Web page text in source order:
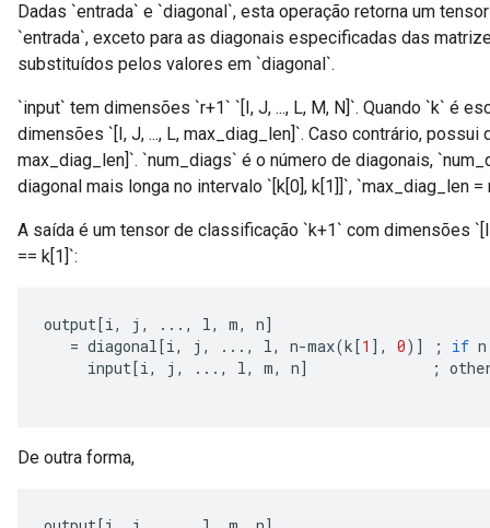
Dadas `entrada` e `diagonal`, esta operação retorna um
`entrada`, exceto para as diagonais especificadas das
substituídos pelos valores em `diagonal`.
`input` tem dimensões `r+1` `[I, J, ..., L, M, N]`. Quando `k` é
dimensões `[I, J, ..., L, max_diag_len]`. Caso contrário, possui
max_diag_len]`. `num_diags` é o número de diagonais,
diagonal mais longa no intervalo `[k[0], k[1]]`, `max_diag_len
A saída é um tensor de classificação `k+1` com dimensões
== k[1]`:
output[i, j , ..., l, m, n]
= diagonal[i, j , ..., l, n-max(k[1 ] , 0) ] ; if n
input[i, j , ..., l, m, n] ;
De outra forma,